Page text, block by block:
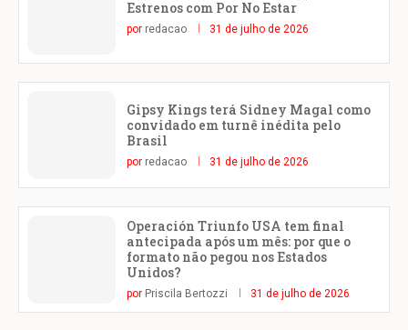
Estrenos com Por No Estar
por redacao 31 de julho de 2026
Gipsy Kings terá Sidney Magal como
convidado em turnê inédita pelo
Brasil
por redacao 31 de julho de 2026
Operación Triunfo USA tem final
antecipada após um mês: por que o
formato não pegou nos Estados
Unidos?
por Priscila Bertozzi 31 de julho de 2026